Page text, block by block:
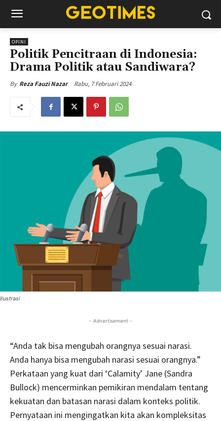
OPINI
Politik Pencitraan di Indonesia:
Drama Politik atau Sandiwara?
By Reza Fauzi Nazar Rabu, 7 Februari 2024
Ilustrasi
- Advertisement -
“Anda tak bisa mengubah orangnya sesuai narasi.
Anda hanya bisa mengubah narasi sesuai orangnya.”
Perkataan yang kuat dari ‘Calamity’ Jane (Sandra
Bullock) mencerminkan pemikiran mendalam tentang
kekuatan dan batasan narasi dalam konteks politik.
Pernyataan ini mengingatkan kita akan kompleksitas